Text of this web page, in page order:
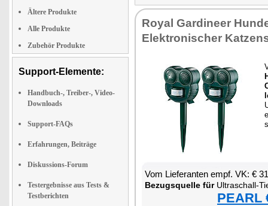
Ältere Produkte
Alle Produkte
Zubehör Produkte
Support-Elemente:
Handbuch-, Treiber-, Video-
Downloads
Support-FAQs
Erfahrungen, Beiträge
Diskussions-Forum
Testergebnisse aus Tests &
Testberichten
Roy­al Gar­dineer
Elek­tro­ni­scher
Vom Lie­fe­ran­ten empf. VK: €
Be­zugs­quel­le fürUl­tra­schall-Tier­schreck
PEARL